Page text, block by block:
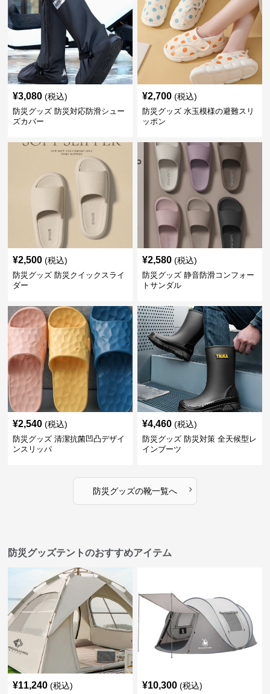
¥3,080 (税込)
防災グッズ 防災対応防滑シュー
ズカバー
¥2,700 (税込)
防災グッズ 水玉模様の避難スリ
ッポン
¥2,500 (税込)
防災グッズ 防災クイックスライ
ダー
¥2,580 (税込)
防災グッズ 静音防滑コンフォー
トサンダル
¥2,540 (税込)
防災グッズ 清潔抗菌凹凸デザイ
ンスリッパ
¥4,460 (税込)
防災グッズ 防災対策 全天候型レ
インブーツ
防災グッズの靴一覧へ ›
防災グッズテントのおすすめアイテム
¥11,240 (税込) ¥10,300 (税込)